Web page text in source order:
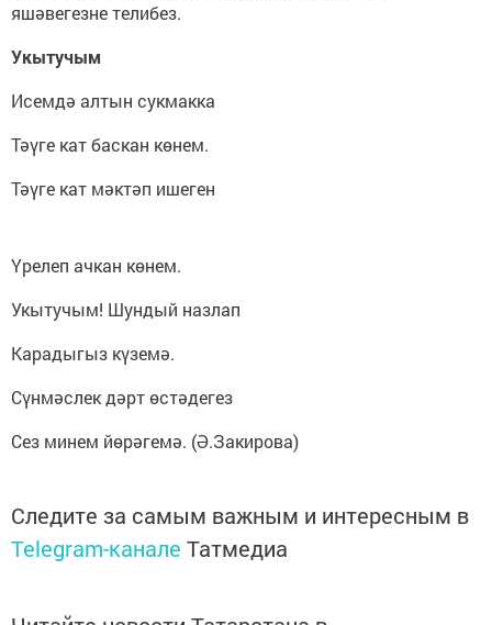
яшәвегезне телибез.
Укытучым
Исемдә алтын сукмакка
Тәүге кат баскан көнем.
Тәүге кат мәктәп ишеген
Үрелеп ачкан көнем.
Укытучым! Шундый назлап
Карадыгыз күземә.
Сүнмәслек дәрт өстәдегез
Сез минем йөрәгемә. (Ә.Закирова)
Следите за самым важным и интересным в
Telegram-канале Татмедиа